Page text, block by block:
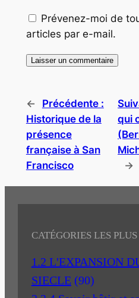
Prévenez-moi de
articles par e-mail.
←
Précédente :
Historique de la
présence
française à San
Francisco
qui
→
CATÉGORIES LES
1.2 L'EXPANSION
SIECLE (90)